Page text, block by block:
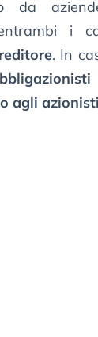
i
. In
agli azionisti